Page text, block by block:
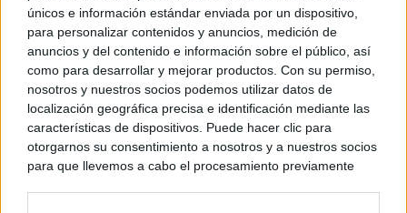
únicos e información estándar enviada por un dispositivo,
para personalizar contenidos y anuncios, medición de
anuncios y del contenido e información sobre el público, así
como para desarrollar y mejorar productos. Con su permiso,
nosotros y nuestros socios podemos utilizar datos de
localización geográfica precisa e identificación mediante las
características de dispositivos. Puede hacer clic para
otorgarnos su consentimiento a nosotros y a nuestros socios
para que llevemos a cabo el procesamiento previamente
© Kiosko.net Aviso Legal Privacidad y Cookies